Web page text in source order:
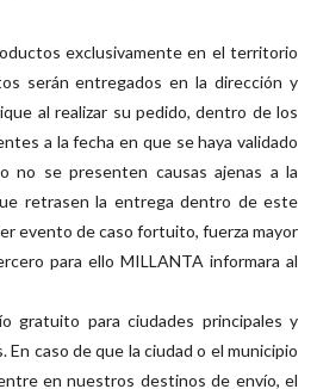
exclusivamente en el territorio
serán entregados en la dirección y
al realizar su pedido, dentro de los
a la fecha en que se haya validado
no se presenten causas ajenas a la
retrasen la entrega dentro de este
evento de caso fortuito, fuerza mayor
para ello MILLANTA informara al
gratuito para ciudades principales y
En caso de que la ciudad o el municipio
en nuestros destinos de envío, el